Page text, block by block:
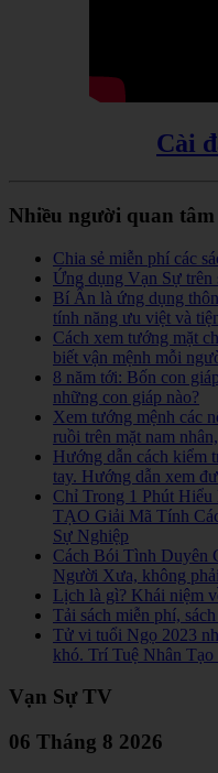
Cài
Nhiều người quan tâm
Chia sẻ miễn phí các
Ứng dụng Vạn Sự trên
Bí Ẩn là ứng dụng
tính năng ưu việt và
Cách xem tướng mặt
biết vận mệnh mỗi
8 năm tới: Bốn con
những con giáp nào?
Xem tướng mệnh các
ruồi trên mặt nam
Hướng dẫn cách kiểm
tay. Hướng dẫn xem
Chỉ Trong 1 Phút
TẠO Giải Mã Tính
Sự Nghiệp
Cách Bói Tình Duyên
Người Xưa, không
Lịch là gì? Khái niệm
Tải sách miễn phí,
Tử vi tuổi Ngọ 2023
khó. Trí Tuệ Nhân
Vạn Sự TV
06 Tháng 8 2026